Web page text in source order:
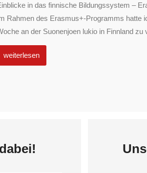
in das finnische Bildungssystem –
Rahmen des Erasmus+-Programms hatte
an der Suonenjoen lukio in Finnland zu
weiterlesen